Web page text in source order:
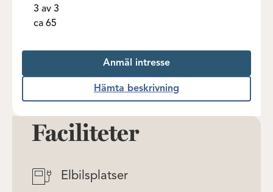
3 av 3
ca 65
Anmäl intresse
Hämta beskrivning
Faciliteter
Elbilsplatser